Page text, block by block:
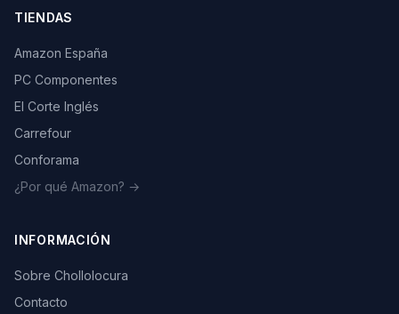
TIENDAS
Amazon España
PC Componentes
El Corte Inglés
Carrefour
Conforama
¿Por qué Amazon? →
INFORMACIÓN
Sobre Chollolocura
Contacto